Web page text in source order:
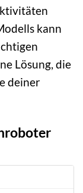
kann
Lösung, die
deiner